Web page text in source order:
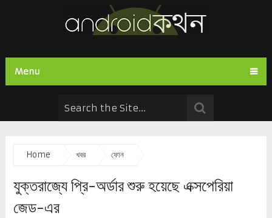
Menu
Home খবর ফোন
যুক্তরাজ্যে প্রি-অর্ডার শুরু হয়েছে এক্সপেরিয়া
জেড-এর